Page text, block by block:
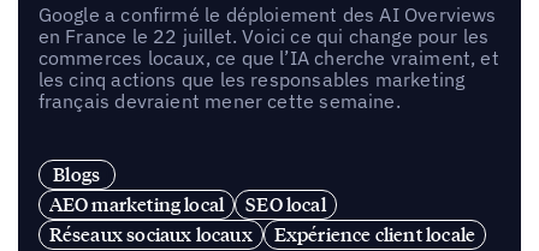
Google a confirmé le déploiement des AI Overviews
en France le 22 juillet. Voici ce qui change pour les
commerces locaux, ce que l’IA cherche vraiment, et
les cinq actions que les responsables marketing
français devraient mener cette semaine.
Blogs
AEO marketing local
SEO local
Réseaux sociaux locaux
Expérience client locale